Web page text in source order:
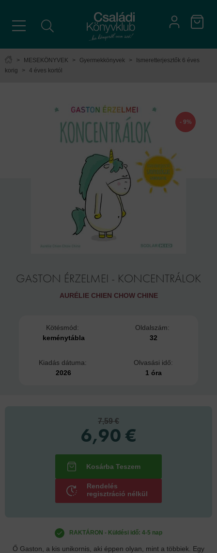
> MESEKÖNYVEK > Gyermekkönyvek >
Ismeretterjesztők 6 éves
korig
> 4 éves kortól
- 9%
GASTON ÉRZELMEI - KONCENTRÁLOK
AURÉLIE CHIEN CHOW CHINE
Kötésmód:
keménytábla
Oldalszám:
32
Kiadás dátuma:
2026
Olvasási idő:
1 óra
Ő Gaston, a kis unikornis, aki éppen olyan, mint a többiek. Egy
RAKTÁRON - Küldési idő: 4-5 nap
7,59 €
6,90 €
Rendelés
regisztráció nélkül